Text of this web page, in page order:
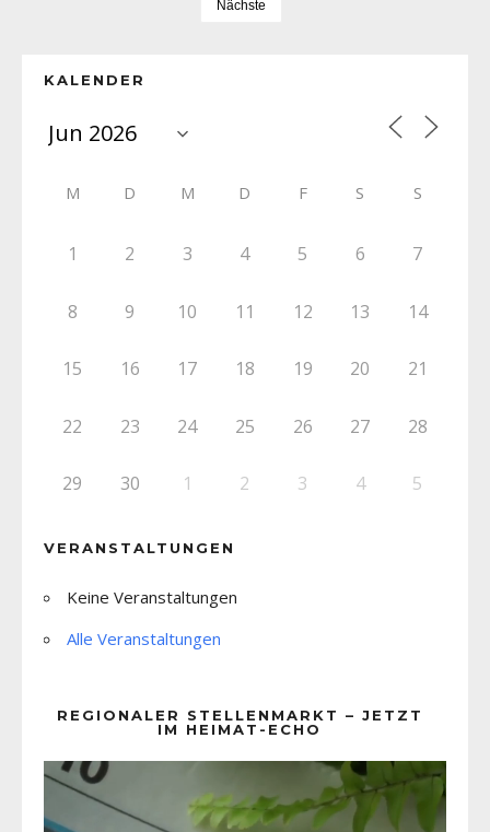
Nächste
KALENDER
M D M D F S S
1 2 3 4 5 6 7
8 9 10 11 12 13 14
15 16 17 18 19 20 21
22 23 24 25 26 27 28
29 30 1 2 3 4 5
VERANSTALTUNGEN
Keine Veranstaltungen
Alle Veranstaltungen
REGIONALER STELLENMARKT – JETZT
IM HEIMAT-ECHO
Player